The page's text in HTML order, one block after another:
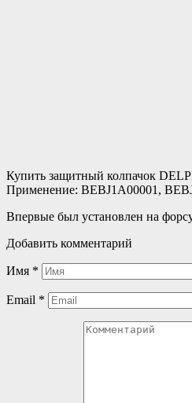
Купить защитный колпачок
Применение: BEBJ1A00001,
Впервые был установлен на
Добавить комментарий
Имя *
Email *